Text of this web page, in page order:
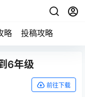
略 投稿攻略
6年级
前往下载